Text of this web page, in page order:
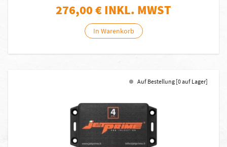
276,00€ INKL. MWST
In Warenkorb
Auf Bestellung [0 auf Lager]